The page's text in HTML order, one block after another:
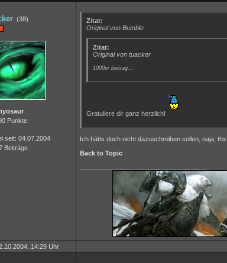
(38)
Punkte
seit: 04.07.2004
Beiträge
Zitat:
Original von Bumble
Zitat:
Original von tuacker
1000er beitrag...
Gratuliere dir ganz herzlich!
Ich hätts doch nicht dazuschreiben sollen, naja, thx.
Back to Topic
14:29 Uhr